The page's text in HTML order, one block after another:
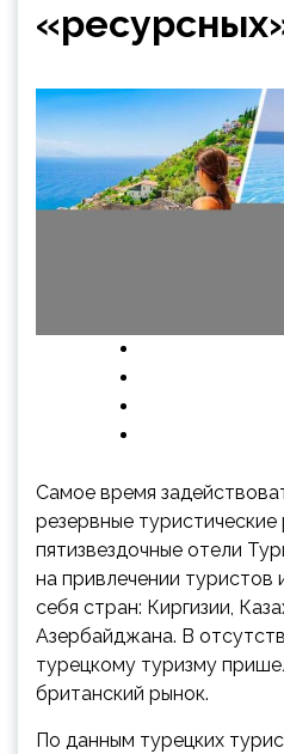
Самое время
резервные
пятизвездочные отели
на привлечении туристов
себя стран: Киргизии,
Азербайджана. В
турецкому туризму
британский рынок.
По данным турецких